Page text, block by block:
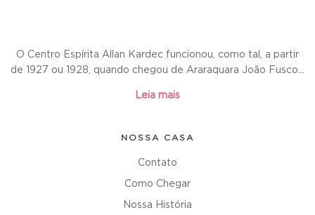
O Centro Espírita Allan Kardec funcionou, como tal, a partir
de 1927 ou 1928, quando chegou de Araraquara João Fusco...
Leia mais
NOSSA CASA
Contato
Como Chegar
Nossa História